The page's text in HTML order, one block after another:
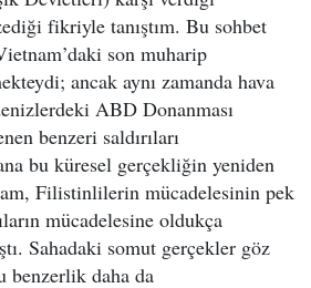
fikriyle tanıştım. Bu sohbet
son muharip
ancak aynı zamanda hava
ABD Donanması
benzeri saldırıları
bu küresel gerçekliğin yeniden
Filistinlilerin mücadelesinin pek
mücadelesine oldukça
Sahadaki somut gerçekler göz
benzerlik daha da